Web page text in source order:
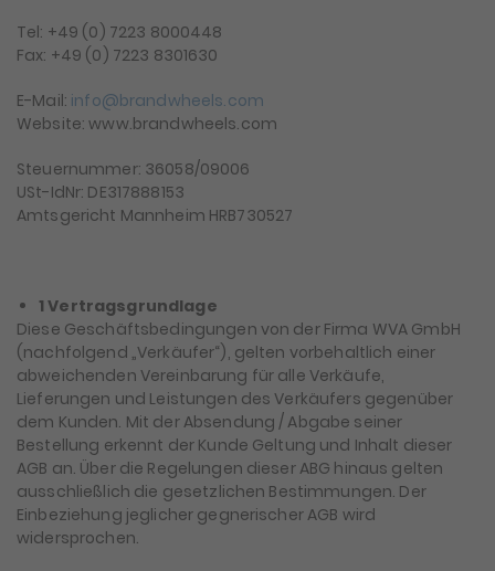
Tel: +49 (0) 7223 8000448
Fax: +49 (0) 7223 8301630
E-Mail: info@brandwheels.com
Website: www.brandwheels.com
Steuernummer: 36058/09006
USt-IdNr: DE317888153
Amtsgericht Mannheim HRB730527
1 Vertragsgrundlage
Diese Geschäftsbedingungen von der Firma WVA GmbH
(nachfolgend „Verkäufer“), gelten vorbehaltlich einer
abweichenden Vereinbarung für alle Verkäufe,
Lieferungen und Leistungen des Verkäufers gegenüber
dem Kunden. Mit der Absendung / Abgabe seiner
Bestellung erkennt der Kunde Geltung und Inhalt dieser
AGB an. Über die Regelungen dieser ABG hinaus gelten
ausschließlich die gesetzlichen Bestimmungen. Der
Einbeziehung jeglicher gegnerischer AGB wird
widersprochen.